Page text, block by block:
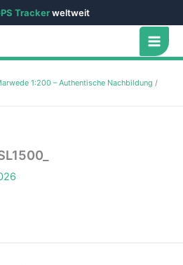
Trackerweltweit
1:200 – Authentische Nachbildung